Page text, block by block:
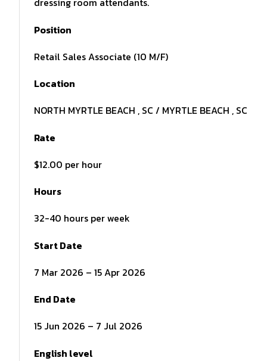
Position
Retail Sales Associate (10 M/F)
Location
NORTH MYRTLE BEACH , SC / MYRTLE BEACH , SC
Rate
$12.00 per hour
Hours
32-40 hours per week
Start Date
7 Mar 2026 – 15 Apr 2026
End Date
15 Jun 2026 – 7 Jul 2026
English level